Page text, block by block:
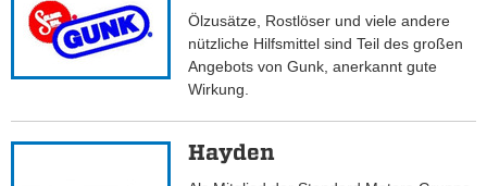
Ölzusätze, Rostlöser und viele andere
nützliche Hilfsmittel sind Teil des großen
Angebots von Gunk, anerkannt gute
Wirkung.
Hayden